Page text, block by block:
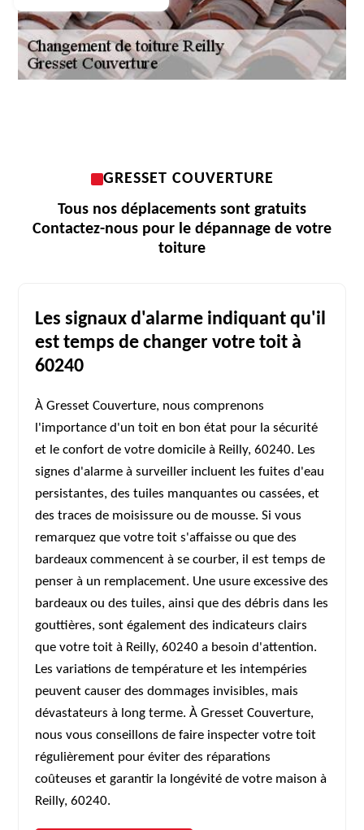
GRESSET COUVERTURE
Tous nos déplacements sont gratuits
Contactez-nous pour le dépannage de votre
toiture
Les signaux d'alarme indiquant qu'il
est temps de changer votre toit à
60240
À Gresset Couverture, nous comprenons
l'importance d'un toit en bon état pour la sécurité
et le confort de votre domicile à Reilly, 60240. Les
signes d'alarme à surveiller incluent les fuites d'eau
persistantes, des tuiles manquantes ou cassées, et
des traces de moisissure ou de mousse. Si vous
remarquez que votre toit s'affaisse ou que des
bardeaux commencent à se courber, il est temps de
penser à un remplacement. Une usure excessive des
bardeaux ou des tuiles, ainsi que des débris dans les
gouttières, sont également des indicateurs clairs
que votre toit à Reilly, 60240 a besoin d'attention.
Les variations de température et les intempéries
peuvent causer des dommages invisibles, mais
dévastateurs à long terme. À Gresset Couverture,
nous vous conseillons de faire inspecter votre toit
régulièrement pour éviter des réparations
coûteuses et garantir la longévité de votre maison à
Reilly, 60240.